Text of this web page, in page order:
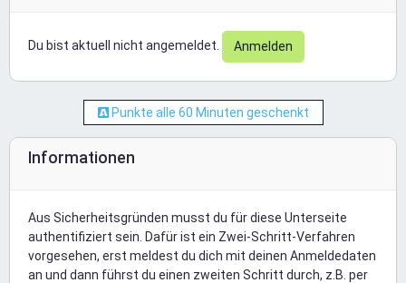
Du bist aktuell nicht angemeldet. Anmelden
Punkte alle 60 Minuten geschenkt
Informationen
Aus Sicherheitsgründen musst du für diese Unterseite
authentifiziert sein. Dafür ist ein Zwei-Schritt-Verfahren
vorgesehen, erst meldest du dich mit deinen Anmeldedaten
an und dann führst du einen zweiten Schritt durch, z.B. per